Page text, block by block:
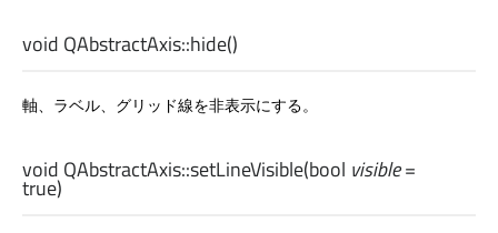
void QAbstractAxis::hide()
軸、ラベル、グリッド線を非表示にする。
void QAbstractAxis::setLineVisible(bool visible=
true)